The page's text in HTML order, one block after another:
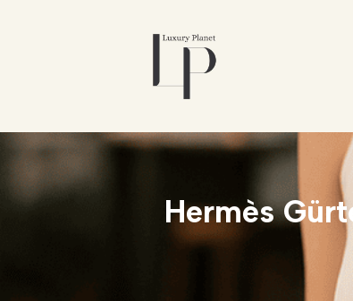
Hermès